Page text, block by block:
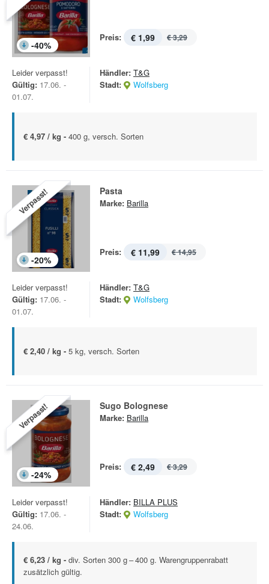
-40%
Preis: € 1,99 € 3,29
Leider verpasst!
Gültig: 17.06. -
01.07.
Händler: T&G
Stadt:
Wolfsberg
€ 4,97 / kg - 400 g, versch. Sorten
Verpasst!
-20%
Pasta
Marke: Barilla
Preis: € 11,99 € 14,95
Leider verpasst!
Gültig: 17.06. -
01.07.
Händler: T&G
Stadt:
Wolfsberg
€ 2,40 / kg - 5 kg, versch. Sorten
Verpasst!
-24%
Sugo Bolognese
Marke: Barilla
Preis: € 2,49 € 3,29
Leider verpasst!
Gültig: 17.06. -
24.06.
Händler: BILLA PLUS
Stadt:
Wolfsberg
€ 6,23 / kg - div. Sorten 300 g – 400 g. Warengruppenrabatt
zusätzlich gültig.